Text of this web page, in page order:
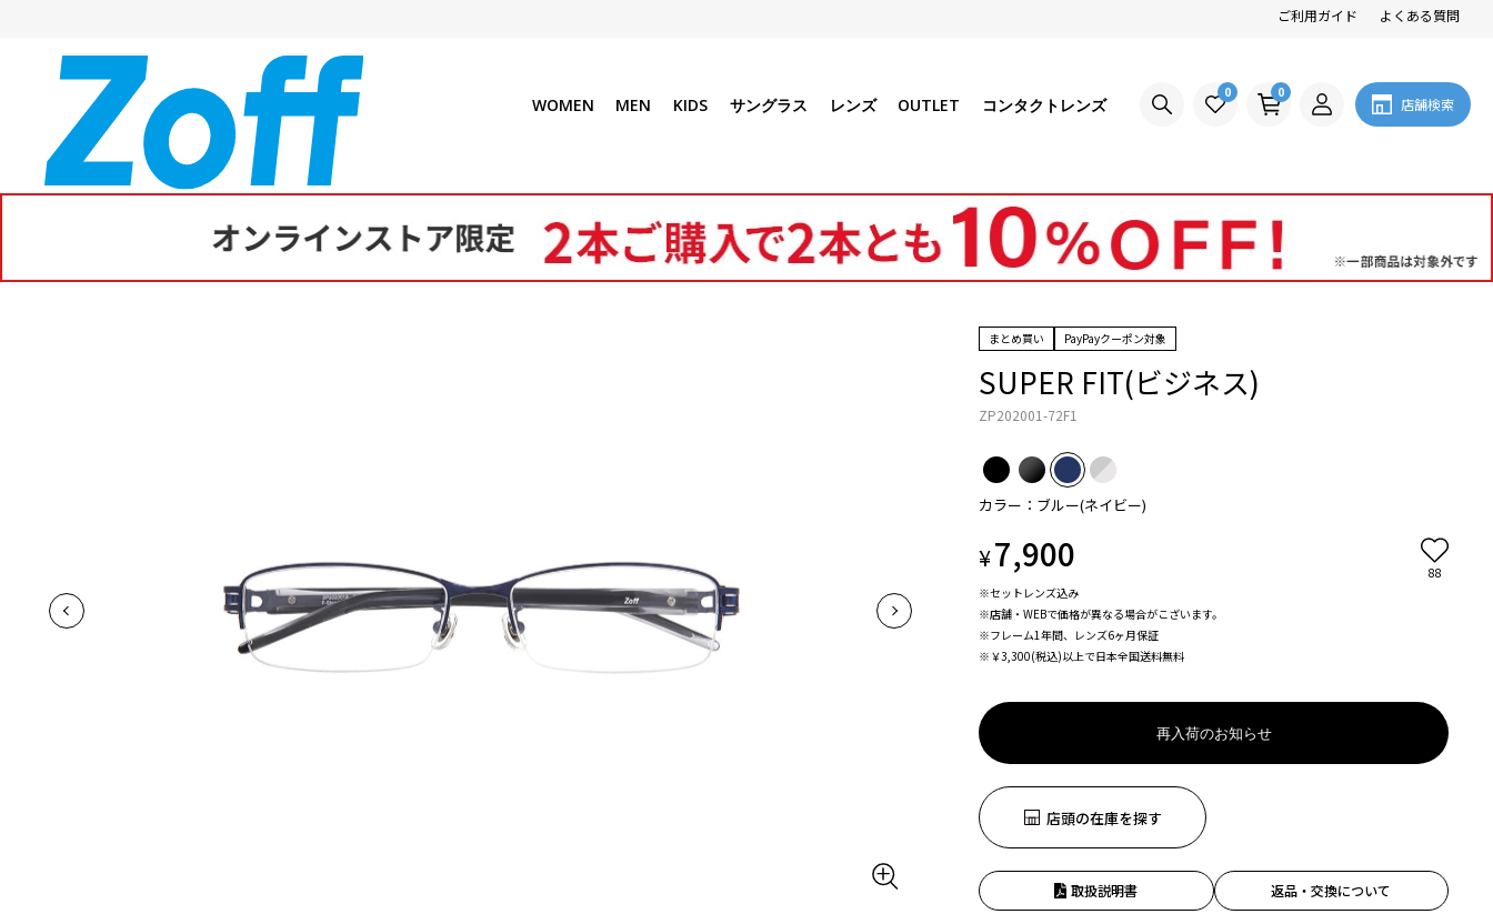
ご利用ガイド よくある質問
WOMEN MEN KIDS サングラス レンズ OUTLET コンタクトレンズ
0 0
店舗検索
まとめ買い PayPayクーポン対象
SUPER FIT(ビジネス)
ZP202001-72F1
カラー：ブルー(ネイビー)
¥7,900 88
※セットレンズ込み
※店舗・WEBで価格が異なる場合がこざいます。
※フレーム1年間、レンズ6ヶ月保証
※￥3,300(税込)以上で日本全国送料無料
再入荷のお知らせ
店頭の在庫を探す
取扱説明書 返品・交換について